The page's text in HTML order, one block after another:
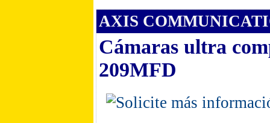
AXIS
Cámaras ultra
209MFD